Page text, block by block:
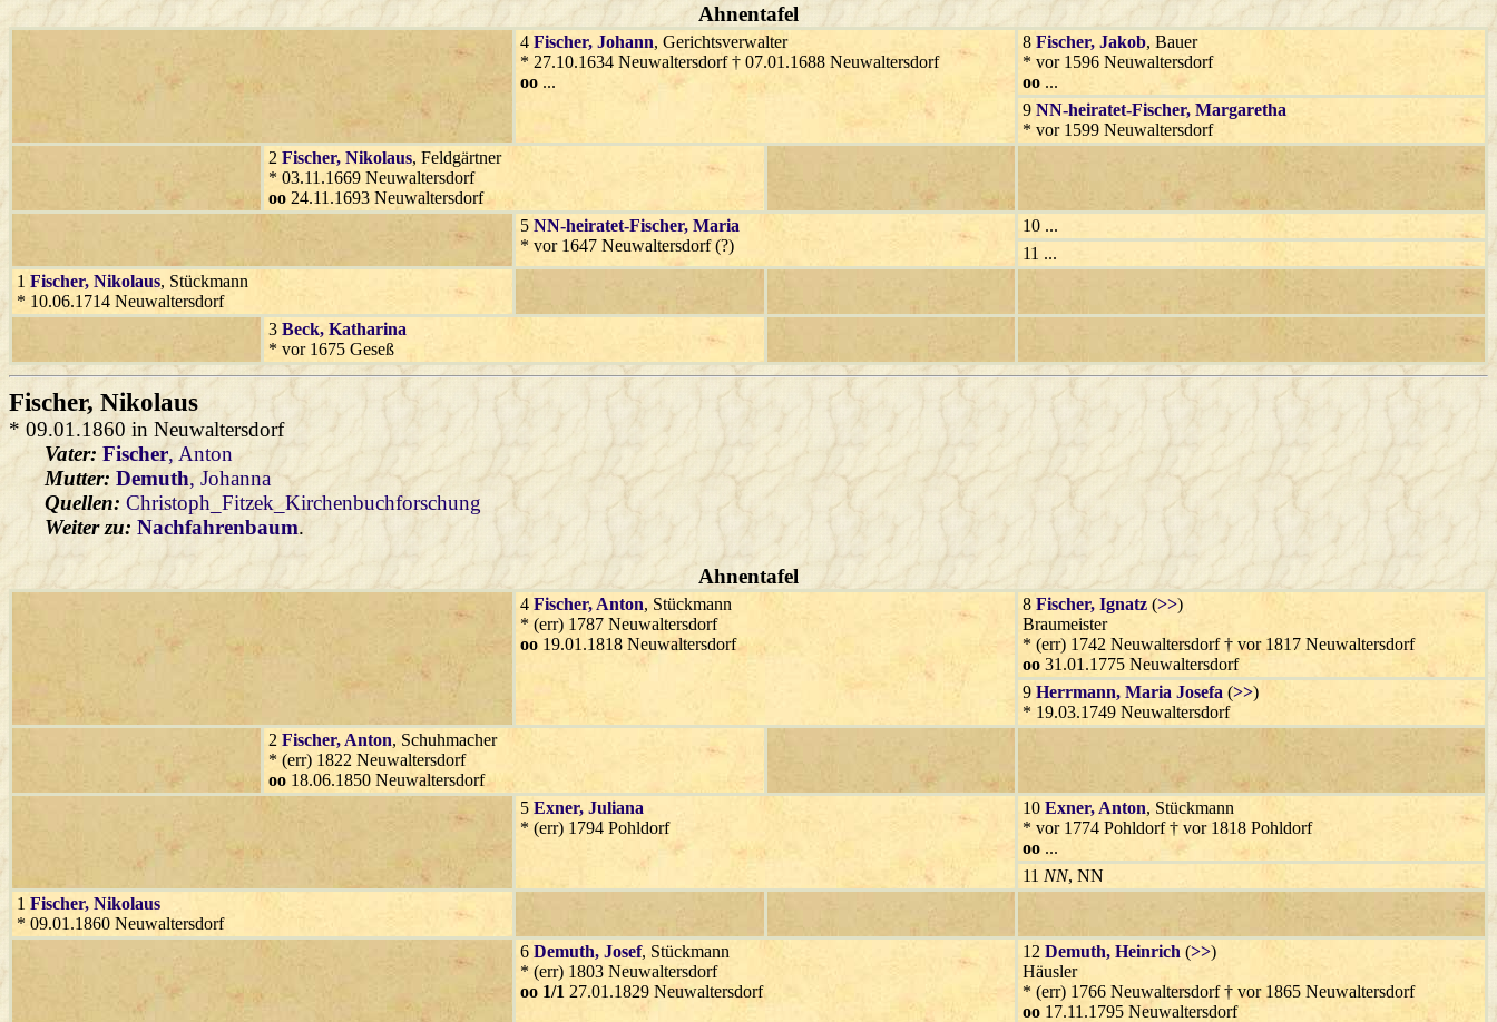
Ahnentafel
4 Fischer, Johann, Gerichtsverwalter
* 27.10.1634 Neuwaltersdorf † 07.01.1688 Neuwaltersdorf
oo ...
8 Fischer, Jakob, Bauer
* vor 1596 Neuwaltersdorf
oo ...
9 NN-heiratet-Fischer, Margaretha
* vor 1599 Neuwaltersdorf
2 Fischer, Nikolaus, Feldgärtner
* 03.11.1669 Neuwaltersdorf
oo 24.11.1693 Neuwaltersdorf
5 NN-heiratet-Fischer, Maria
* vor 1647 Neuwaltersdorf (?)
10 ...
11 ...
1 Fischer, Nikolaus, Stückmann
* 10.06.1714 Neuwaltersdorf
3 Beck, Katharina
* vor 1675 Geseß
Fischer, Nikolaus
* 09.01.1860 in Neuwaltersdorf
Vater:Fischer, Anton
Mutter: Demuth, Johanna
Quellen: Christoph_Fitzek_Kirchenbuchforschung
Weiter zu: Nachfahrenbaum.
Ahnentafel
4 Fischer, Anton, Stückmann
* (err) 1787 Neuwaltersdorf
oo 19.01.1818 Neuwaltersdorf
8 Fischer, Ignatz (>>)
Braumeister
* (err) 1742 Neuwaltersdorf † vor 1817 Neuwaltersdorf
oo 31.01.1775 Neuwaltersdorf
9 Herrmann, Maria Josefa (>>)
* 19.03.1749 Neuwaltersdorf
2 Fischer, Anton, Schuhmacher
* (err) 1822 Neuwaltersdorf
oo 18.06.1850 Neuwaltersdorf
5 Exner, Juliana
* (err) 1794 Pohldorf
10 Exner, Anton, Stückmann
* vor 1774 Pohldorf † vor 1818 Pohldorf
oo ...
11 NN, NN
1 Fischer, Nikolaus
* 09.01.1860 Neuwaltersdorf
6 Demuth, Josef, Stückmann
* (err) 1803 Neuwaltersdorf
oo 1/1 27.01.1829 Neuwaltersdorf
12 Demuth, Heinrich (>>)
Häusler
* (err) 1766 Neuwaltersdorf † vor 1865 Neuwaltersdorf
oo 17.11.1795 Neuwaltersdorf